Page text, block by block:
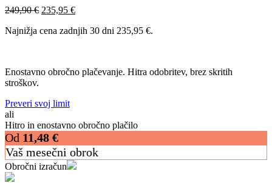
249,90€ Izvirna
je
235,95 €Trenutna
je:
Najnižja cena zadnjih 30 dni 235,95 €.
Enostavno obročno plačevanje. Hitra odobritev, brez skritih
stroškov.
Preveri svoj limit
ali
Hitro in enostavno obročno plačilo
Od 11,48 €
Vaš mesečni obrok
Obročni izračun